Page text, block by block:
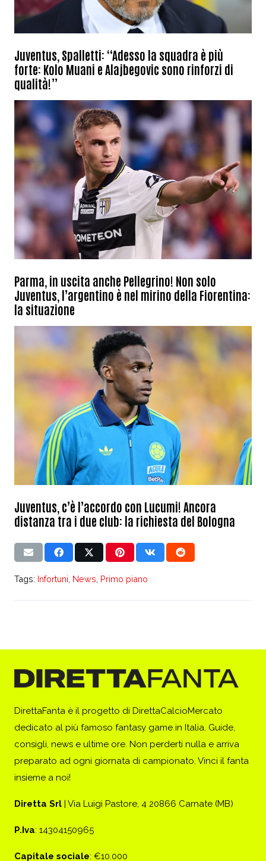
Juventus, Spalletti: “Adesso la squadra è più
forte: Kolo Muani e Alajbegovic sono rinforzi di
qualità!”
Parma, in uscita anche Pellegrino! Non solo
Juventus, l’argentino è nel mirino della Fiorentina:
la situazione
Juventus, c’è l’accordo con Lucumi! Ancora
distanza tra i due club: la richiesta del Bologna
Tags: Infortuni News Primo piano
DirettaFanta è il progetto di DirettaCalcioMercato
dedicato al più famoso fantasy game in Italia. Guide,
consigli, news e ultime ore. Non perderti nulla e arriva
preparato ad ogni giornata di campionato. Vinci il fanta
insieme a noi!
Diretta Srl | Via Luigi Pastore, 4 20866 Carnate (MB)
P.Iva: 14304150965
Capitale sociale: €10.000